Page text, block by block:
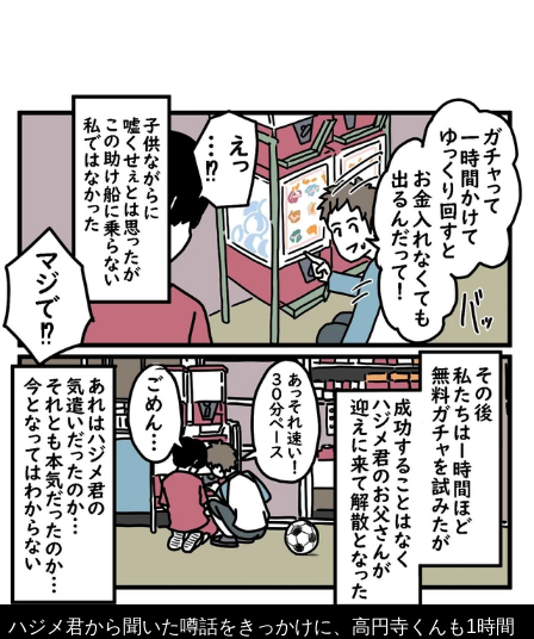
ハジメ君から聞いた噂話をきっかけに、高円寺くんも1時間